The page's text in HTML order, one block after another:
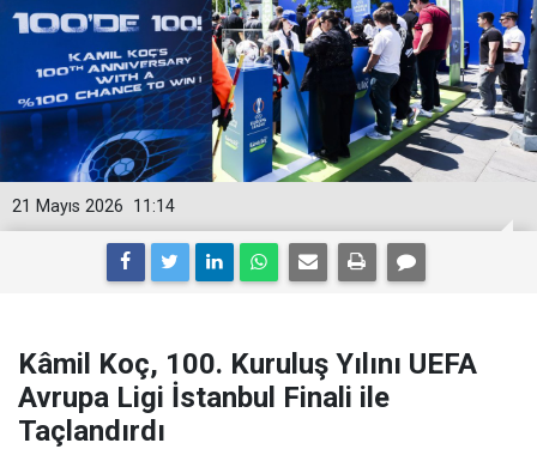
11:14
21 Mayıs 2026
Kâmil Koç, 100. Kuruluş Yılını UEFA
Avrupa Ligi İstanbul Finali ile
Taçlandırdı